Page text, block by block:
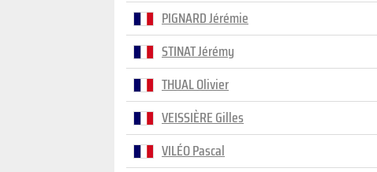
PIGNARD Jérémie
STINAT Jérémy
THUAL Olivier
VEISSIÈRE Gilles
VILÉO Pascal